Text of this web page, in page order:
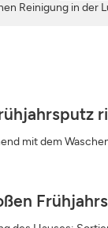
Reinigung in der
mit dem